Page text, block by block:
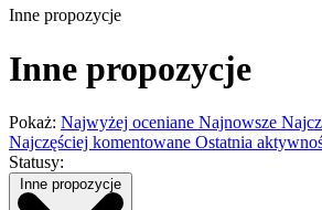
Inne propozycje
Inne propozycje
Pokaż: Najwyżej oceniane Najnowsze
Najczęściej komentowane Ostatnia
Statusy:
Inne propozycje